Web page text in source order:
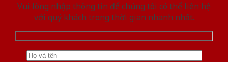
Vui lòng nhập thông tin để chúng tôi có thể liên hệ
với quý khách trong thời gian nhanh nhất.